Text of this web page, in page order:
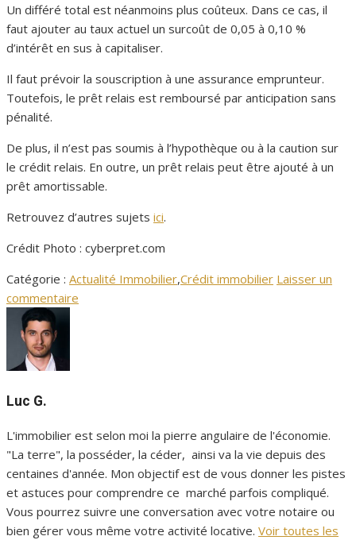
Un différé total est néanmoins plus coûteux. Dans ce cas, il
faut ajouter au taux actuel un surcoût de 0,05 à 0,10 %
d’intérêt en sus à capitaliser.
Il faut prévoir la souscription à une assurance emprunteur.
Toutefois, le prêt relais est remboursé par anticipation sans
pénalité.
De plus, il n’est pas soumis à l’hypothèque ou à la caution sur
le crédit relais. En outre, un prêt relais peut être ajouté à un
prêt amortissable.
Retrouvez d’autres sujets ici.
Crédit Photo : cyberpret.com
Catégorie : Actualité Immobilier,Crédit immobilier Laisser un
commentaire
Luc G.
L'immobilier est selon moi la pierre angulaire de l'économie.
"La terre", la posséder, la céder, ainsi va la vie depuis des
centaines d'année. Mon objectif est de vous donner les pistes
et astuces pour comprendre ce marché parfois compliqué.
Vous pourrez suivre une conversation avec votre notaire ou
bien gérer vous même votre activité locative. Voir toutes les